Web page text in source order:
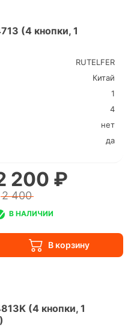
(4 кнопки, 1
RUTELFER
Китай
1
4
нет
да
(4 кнопки, 1
200 ₽
2 400
В НАЛИЧИИ